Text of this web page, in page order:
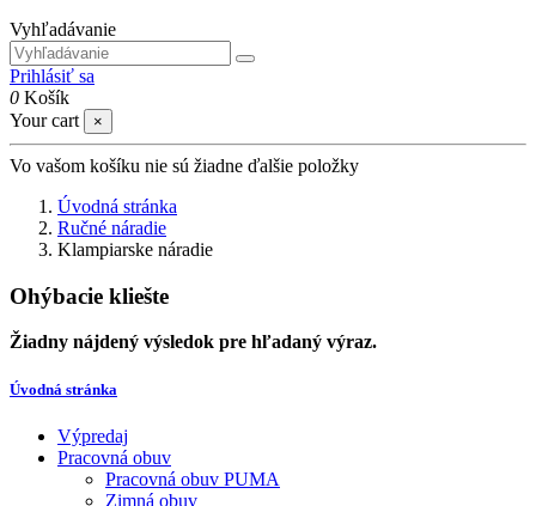
Vyhľadávanie
Prihlásiť sa
0 Košík
Your cart
×
Vo vašom košíku nie sú žiadne ďalšie položky
Úvodná stránka
Ručné náradie
Klampiarske náradie
Ohýbacie kliešte
Žiadny nájdený výsledok pre hľadaný výraz.
Úvodná stránka
Výpredaj
Pracovná obuv
Pracovná obuv PUMA
Zimná obuv